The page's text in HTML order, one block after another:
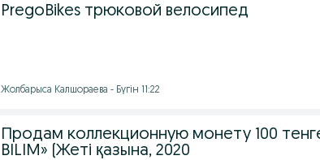
PregoBikes трюковой велосипед
Жолбарыса Калшораева - Бүгін 11:22
Продам коллекционную монету 100
BILIM» (Жеті қазына, 2020